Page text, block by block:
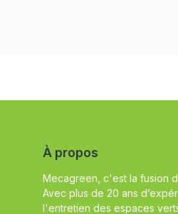
À propos
Mecagreen, c'est la fusion
Avec plus de 20 ans
l'entretien des espaces